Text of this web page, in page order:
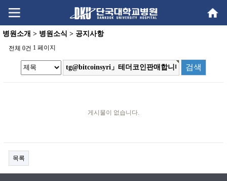
content
menu
병원소개 > 병원소식 > 공지사항
전체 0건 1 페이지
게시물이 없습니다.
목록